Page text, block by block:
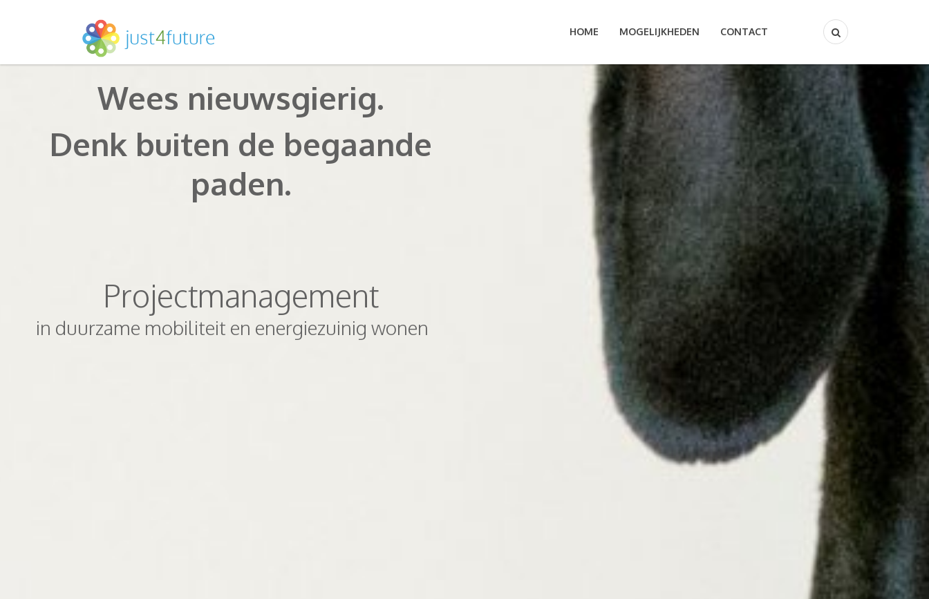
HOME MOGELIJKHEDEN CONTACT
Wees nieuwsgierig.
Denk buiten de begaande
paden.
Projectmanagement
in duurzame mobiliteit en energiezuinig wonen